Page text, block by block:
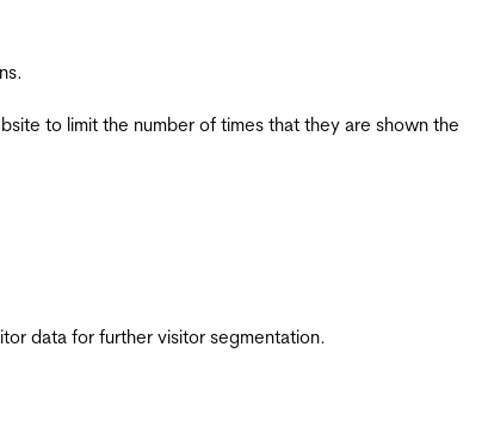
to limit the number of times that they are shown the
data for further visitor segmentation.